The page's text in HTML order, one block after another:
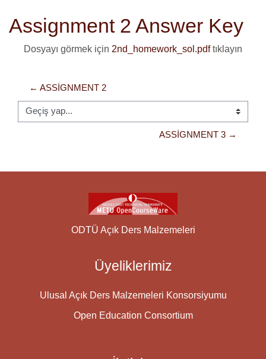
Assignment 2 Answer Key
Dosyayı görmek için 2nd_homework_sol.pdftıklayın
← ASSIGNMENT 2
Geçiş yap...
ASSIGNMENT 3 →
ODTÜ Açık Ders Malzemeleri
Üyeliklerimiz
Ulusal Açık Ders Malzemeleri Konsorsiyumu
Open Education Consortium